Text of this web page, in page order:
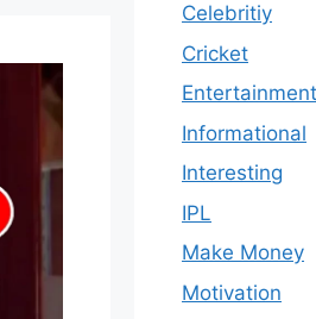
Celebritiy
Cricket
Entertainment
Informational
Interesting
IPL
Make Money
Motivation